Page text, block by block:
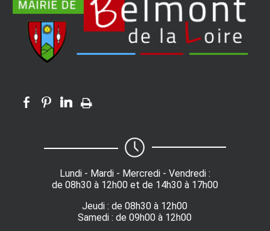
Lundi - Mardi - Mercredi - Vendredi :
de 08h30 à 12h00 et de 14h30 à 17h00
Jeudi : de 08h30 à 12h00
Samedi : de 09h00 à 12h00